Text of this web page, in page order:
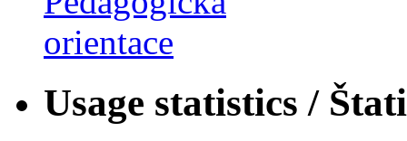
Usage statistics /